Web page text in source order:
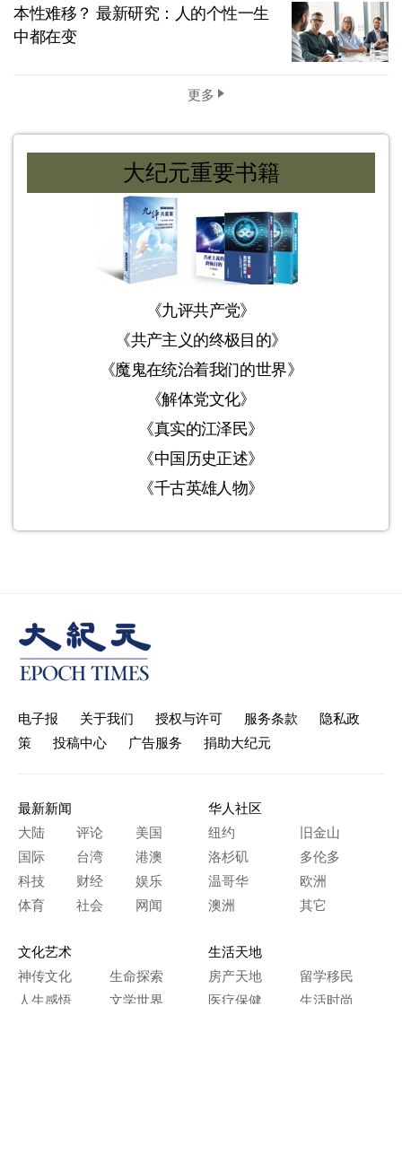
本性难移？ 最新研究：人的个性一生
中都在变
更多
大纪元重要书籍
《九评共产党》
《共产主义的终极目的》
《魔鬼在统治着我们的世界》
《解体党文化》
《真实的江泽民》
《中国历史正述》
《千古英雄人物》
电子报 关于我们 授权与许可 服务条款
隐私政
策
投稿中心 广告服务 捐助大纪元
最新新闻
大陆
评论
美国
国际
台湾
港澳
科技
财经
娱乐
体育
社会 网闻
华人社区
纽约
旧金山
洛杉矶
多伦多
温哥华
欧洲
澳洲
其它
文化艺术
神传文化
生命探索
人生感悟
文学世界
生活天地
房产天地
留学移民
医疗保健
生活时尚